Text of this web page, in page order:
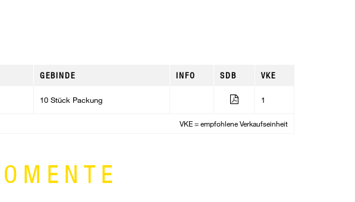
GEBINDE INFO SDB VKE
10 Stück Packung 1
VKE = empfohlene Verkaufseinheit